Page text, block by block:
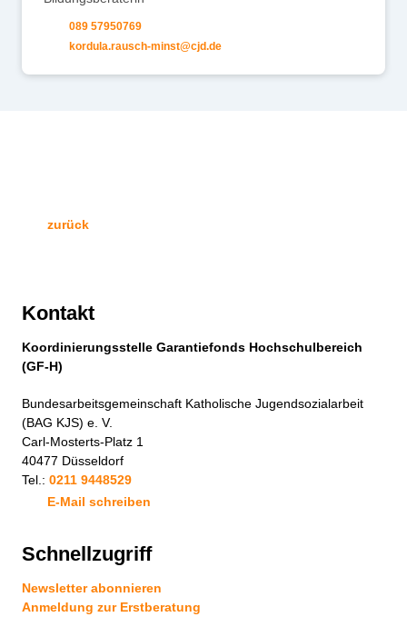
089 57950769
k rd r sch-m nst cjd d
zurück
Kontakt
Koordinierungsstelle Garantiefonds Hochschulbereich
(GF-H)
Bundesarbeitsgemeinschaft Katholische Jugendsozialarbeit
(BAG KJS) e. V.
Carl-Mosterts-Platz 1
40477 Düsseldorf
Tel.: 0211 9448529
E-Mail schreiben
Schnellzugriff
Newsletter abonnieren
Anmeldung zur Erstberatung